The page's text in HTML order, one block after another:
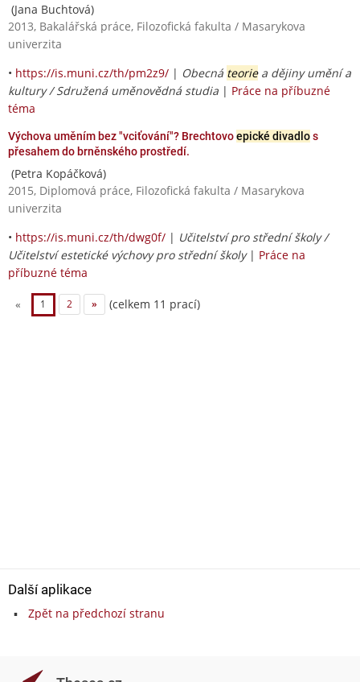
(Jana Buchtová)
2013, Bakalářská práce, Filozofická fakulta / Masarykova
univerzita
• https://is.muni.cz/th/pm2z9/ | Obecná teoriea dějiny umění a
kultury / Sdružená uměnovědná studia | Práce na příbuzné
téma
Výchova uměním bez "vciťování"? Brechtovoepické divadlos
přesahem do brněnského prostředí.
(Petra Kopáčková)
2015, Diplomová práce, Filozofická fakulta / Masarykova
univerzita
• https://is.muni.cz/th/dwg0f/ | Učitelství pro střední školy /
Učitelství estetické výchovy pro střední školy| Práce na
příbuzné téma
« 1 2 » (celkem 11 prací)
Další aplikace
Zpět na předchozí stranu